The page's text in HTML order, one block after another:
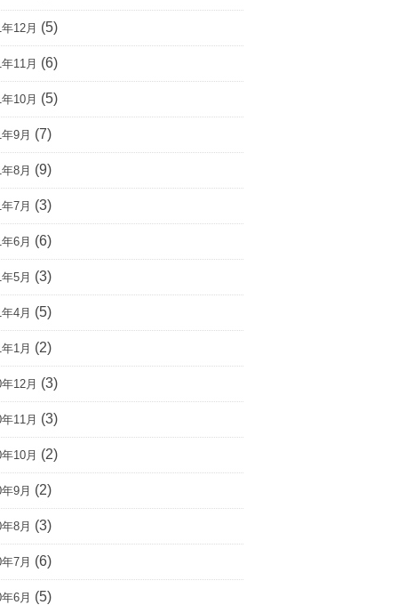
12月 (5)
11月 (6)
10月 (5)
9月 (7)
8月 (9)
7月 (3)
6月 (6)
5月 (3)
4月 (5)
1月 (2)
12月 (3)
11月 (3)
10月 (2)
9月 (2)
8月 (3)
7月 (6)
6月 (5)